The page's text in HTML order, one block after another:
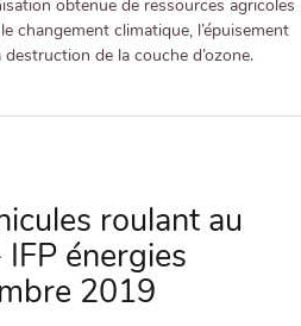
obtenue de ressources agricoles
changement climatique, l’épuisement
de la couche d’ozone.
roulant au
énergies
2019